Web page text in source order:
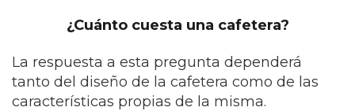
¿Cuánto cuesta una cafetera?
La respuesta a esta pregunta dependerá
tanto del diseño de la cafetera como de las
características propias de la misma.